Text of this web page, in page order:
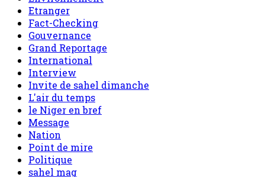
Message
Nation
Point de mire
Politique
sahel mag
Santé
Sécurité
Société
Sport
Tech
Tourisme
Tribune
Accueil